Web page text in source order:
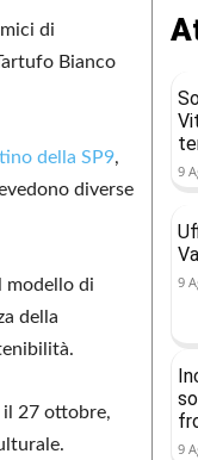
di
Bianco
della SP9,
diverse
modello di
della
il 27 ottobre,
9
9
9